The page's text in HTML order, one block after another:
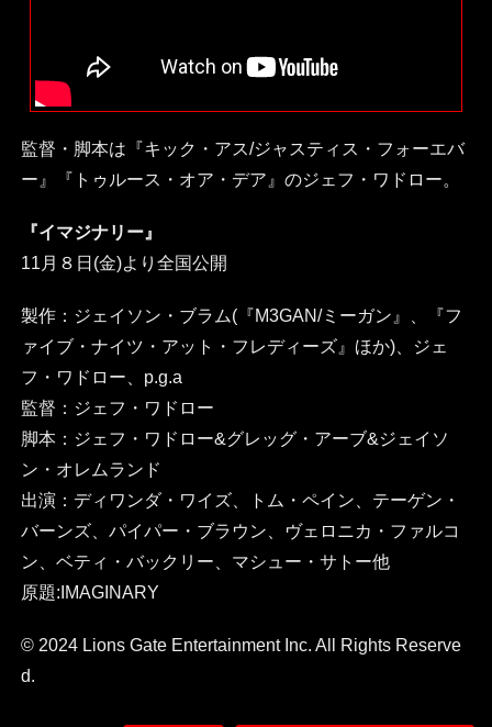
監督・脚本は『キック・アス/ジャスティス・フォーエバ
ー』『トゥルース・オア・デア』のジェフ・ワドロー。
『イマジナリー』
11月８日(金)より全国公開
製作：ジェイソン・ブラム(『M3GAN/ミーガン』、『フ
ァイブ・ナイツ・アット・フレディーズ』ほか)、ジェ
フ・ワドロー、p.g.a
監督：ジェフ・ワドロー
脚本：ジェフ・ワドロー&グレッグ・アーブ&ジェイソ
ン・オレムランド
出演：ディワンダ・ワイズ、トム・ペイン、テーゲン・
バーンズ、パイパー・ブラウン、ヴェロニカ・ファルコ
ン、ベティ・バックリー、マシュー・サトー他
原題:IMAGINARY
© 2024 Lions Gate Entertainment Inc. All Rights Reserve
d.